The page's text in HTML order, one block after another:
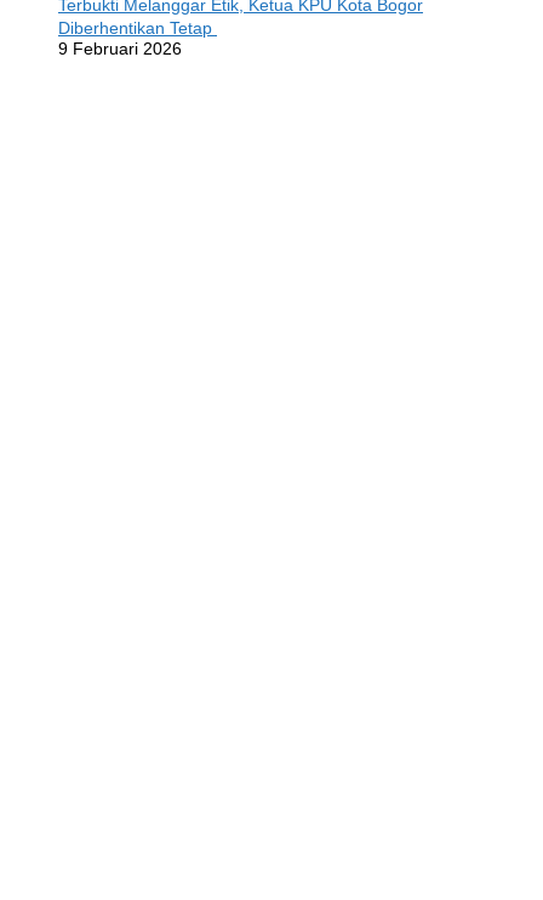
Terbukti Melanggar Etik, Ketua KPU Kota Bogor
Diberhentikan Tetap
9 Februari 2026